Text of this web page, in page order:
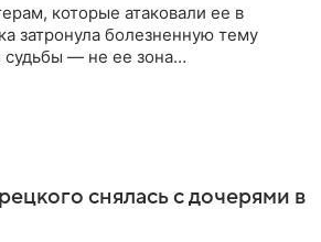
которые атаковали ее в
затронула болезненную тему
судьбы — не ее зона
снялась с дочерями в